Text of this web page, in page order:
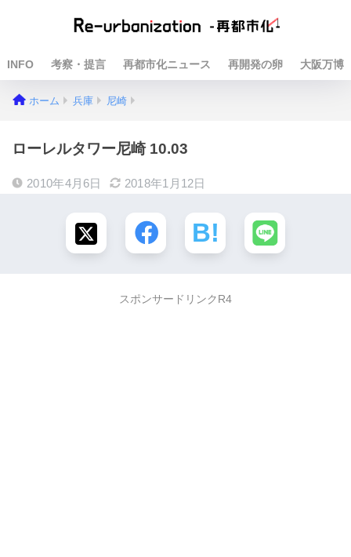
INFO 考察・提言 再都市化ニュース 再開発の卵 大阪万博
ホーム 兵庫 尼崎
ローレルタワー尼崎 10.03
2010年4月6日 2018年1月12日
スポンサードリンクR4